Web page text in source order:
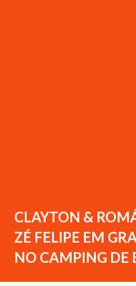
CLAYTON &
ZÉ FELIPE EM
NO CAMPING DE